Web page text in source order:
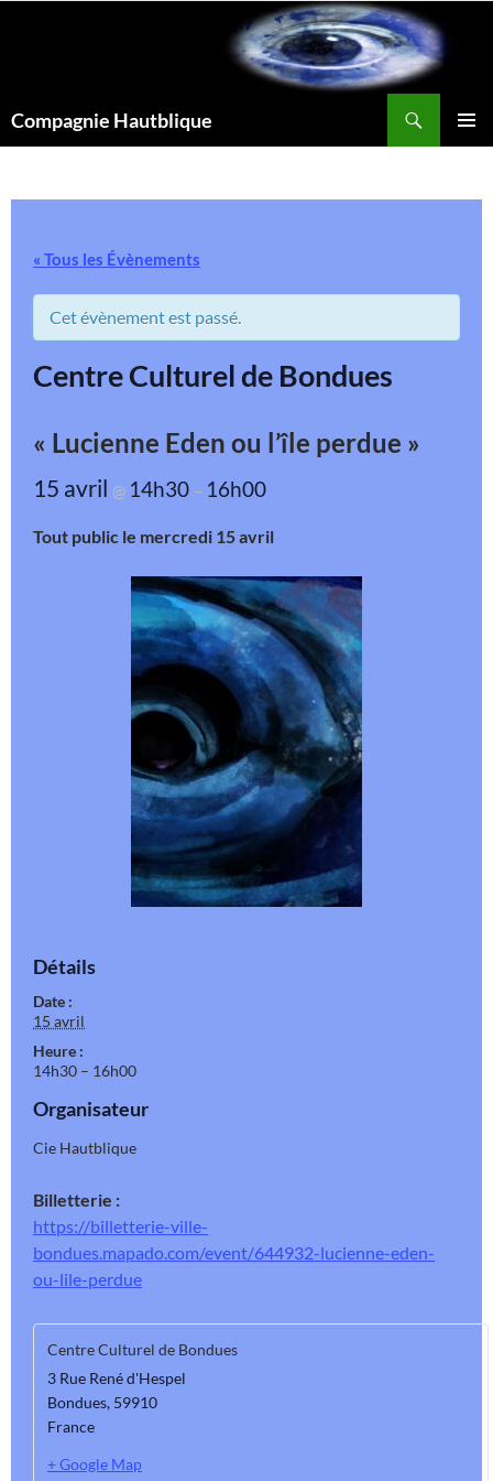
Compagnie Hautblique
« Tous les Évènements
Cet évènement est passé.
Centre Culturel de Bondues
« Lucienne Eden ou l’île perdue »
15 avril @ 14h30 – 16h00
Tout public le mercredi 15 avril
Détails
Date :
15 avril
Heure :
14h30 – 16h00
Organisateur
Cie Hautblique
Billetterie :
https://billetterie-ville-
bondues.mapado.com/event/644932-lucienne-eden-
ou-lile-perdue
Centre Culturel de Bondues
3 Rue René d'Hespel
Bondues, 59910
France
+ Google Map